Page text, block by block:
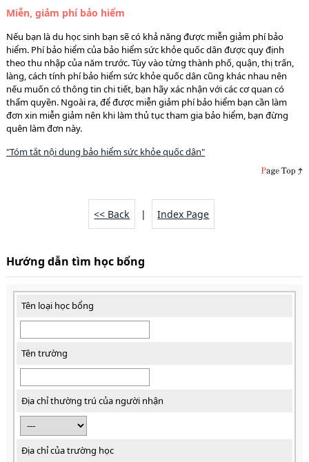
Miễn, giảm phí bảo hiểm
Nếu bạn là du học sinh bạn sẽ có khả năng được miễn giảm phí bảo
hiểm. Phí bảo hiểm của bảo hiểm sức khỏe quốc dân được quy định
theo thu nhập của năm trước. Tùy vào từng thành phố, quận, thị trấn,
làng, cách tính phí bảo hiểm sức khỏe quốc dân cũng khác nhau nên
nếu muốn có thông tin chi tiết, bạn hãy xác nhận với các cơ quan có
thẩm quyền. Ngoài ra, để được miễn giảm phí bảo hiểm bạn cần làm
đơn xin miễn giảm nên khi làm thủ tục tham gia bảo hiểm, bạn đừng
quên làm đơn này.
"Tóm tắt nội dung bảo hiểm sức khỏe quốc dân"
<< Back | Index Page
Hướng dẫn tìm học bổng
Tên loại học bổng
Tên trường
Địa chỉ thường trú của người nhận
Địa chỉ của trường học